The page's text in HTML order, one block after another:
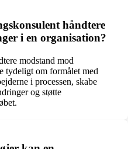
håndtere
i en organisation?
modstand mod
tydeligt om formålet med
i processen, skabe
og støtte